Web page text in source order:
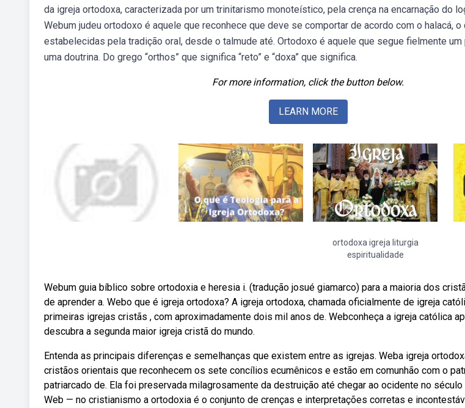
da igreja ortodoxa, caracterizada por um trinitarismo monoteístico, pela crença na encarnação do
Webum judeu ortodoxo é aquele que reconhece que deve se comportar de acordo com o halacá,
estabelecidas pela tradição oral, desde o talmude até. Ortodoxo é aquele que segue fielmente um
uma doutrina. Do grego “orthos” que significa “reto” e “doxa” que significa.
For more information, click the button below.
LEARN MORE
ortodoxa igreja liturgia
espiritualidade
Webum guia bíblico sobre ortodoxia e heresia i. (tradução josué giamarco) para a maioria dos
de aprender a. Webo que é igreja ortodoxa? A igreja ortodoxa, chamada oficialmente de igreja
primeiras igrejas cristãs , com aproximadamente dois mil anos de. Webconheça a igreja católica
descubra a segunda maior igreja cristã do mundo.
Entenda as principais diferenças e semelhanças que existem entre as igrejas. Weba igreja
cristãos orientais que reconhecem os sete concílios ecumênicos e estão em comunhão com o
patriarcado de. Ela foi preservada milagrosamente da destruição até chegar ao ocidente no século
Web — no cristianismo a ortodoxia é o conjunto de crenças e interpretações corretas e